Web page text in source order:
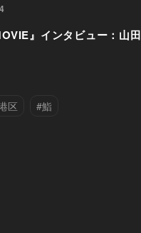
』インタビュー：山田
区 #鮨